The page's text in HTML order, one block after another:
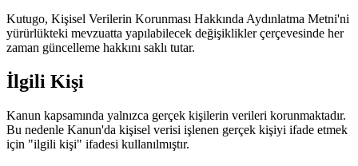
Kutugo, Kişisel Verilerin Korunması Hakkında Aydınlatma Metni'ni
yürürlükteki mevzuatta yapılabilecek değişiklikler çerçevesinde her
zaman güncelleme hakkını saklı tutar.
İlgili Kişi
Kanun kapsamında yalnızca gerçek kişilerin verileri korunmaktadır.
Bu nedenle Kanun'da kişisel verisi işlenen gerçek kişiyi ifade etmek
için "ilgili kişi" ifadesi kullanılmıştır.